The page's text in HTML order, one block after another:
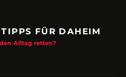
FÜR DAHEIM
Alltag retten?